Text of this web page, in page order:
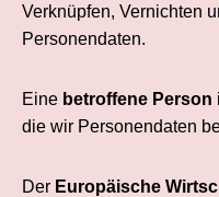
Verknüpfen, Vernichten
Personendaten.
Eine betroffene Person
die wir Personendaten
Der Europäische